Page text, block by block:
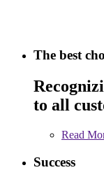
The best
to all
Read
Success